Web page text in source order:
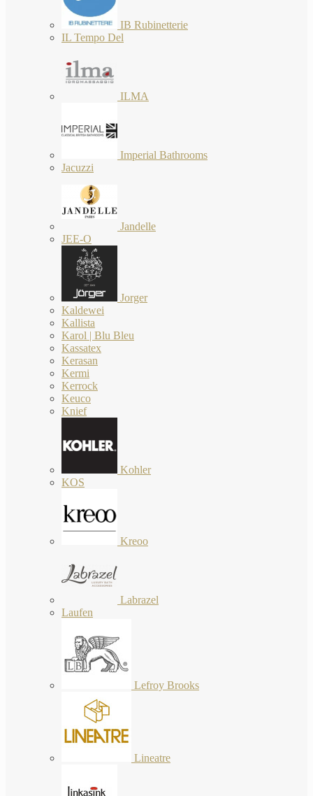
IB Rubinetterie
IL Tempo Del
ILMA
Imperial Bathrooms
Jacuzzi
Jandelle
JEE-O
Jorger
Kaldewei
Kallista
Karol | Blu Bleu
Kassatex
Kerasan
Kermi
Kerrock
Keuco
Knief
Kohler
KOS
Kreoo
Labrazel
Laufen
Lefroy Brooks
Lineatre